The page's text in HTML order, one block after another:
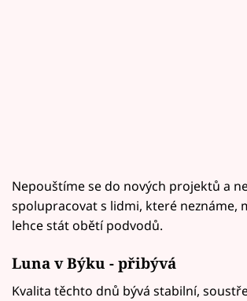
Nepouštíme se do nových projektů a
spolupracovat s lidmi, které neznáme,
lehce stát obětí podvodů.
Luna v Býku - přibývá
Kvalita těchto dnů bývá stabilní,